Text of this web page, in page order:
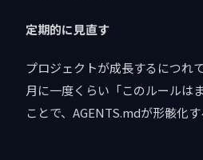
定期的に見直す
プロジェクトが成長するにつれ
月に一度くらい「このルールは
ことで、AGENTS.mdが形骸化す